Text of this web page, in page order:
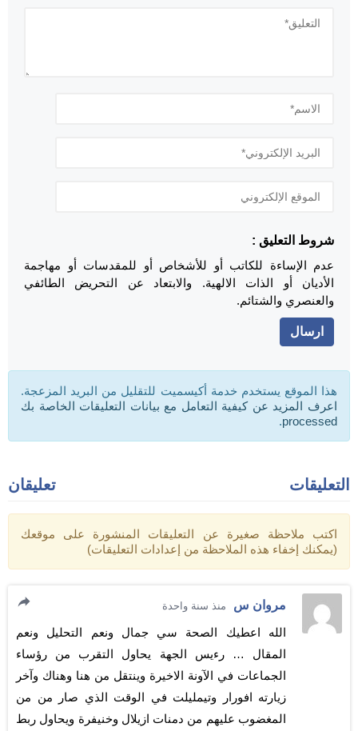
شروط التعليق :
عدم الإساءة للكاتب أو للأشخاص أو للمقدسات أو مهاجمة
الأديان أو الذات الالهية. والابتعاد عن التحريض الطائفي
والعنصري والشتائم.
هذا الموقع يستخدم خدمة أكيسميت للتقليل من البريد المزعجة.
اعرف المزيد عن كيفية التعامل مع بيانات التعليقات الخاصة بك
processed
.
التعليقات تعليقان
اكتب ملاحظة صغيرة عن التعليقات المنشورة على موقعك
(يمكنك إخفاء هذه الملاحظة من إعدادات التعليقات)
مروان س منذ سنة واحدة
الله اعطيك الصحة سي جمال ونعم التحليل ونعم
المقال … رءيس الجهة يحاول التقرب من رؤساء
الجماعات في الآونة الاخيرة وينتقل من هنا وهناك وآخر
زيارته افورار وتيمليلت في الوقت الذي صار من من
المغضوب عليهم من دمنات ازيلال وخنيفرة ويحاول ربط